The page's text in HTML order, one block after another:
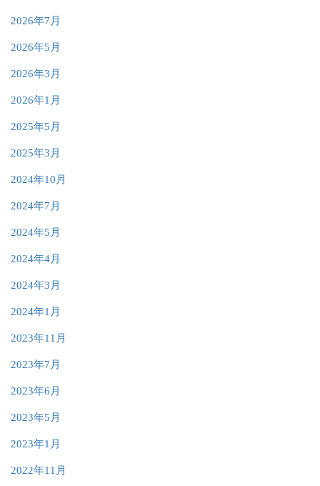
2026年7月
2026年5月
2026年3月
2026年1月
2025年5月
2025年3月
2024年10月
2024年7月
2024年5月
2024年4月
2024年3月
2024年1月
2023年11月
2023年7月
2023年6月
2023年5月
2023年1月
2022年11月